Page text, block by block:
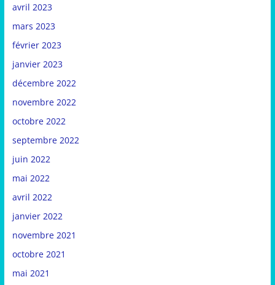
avril 2023
mars 2023
février 2023
janvier 2023
décembre 2022
novembre 2022
octobre 2022
septembre 2022
juin 2022
mai 2022
avril 2022
janvier 2022
novembre 2021
octobre 2021
mai 2021